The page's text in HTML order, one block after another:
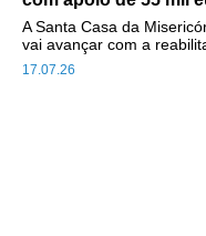
17.07.26
A Santa Casa da
vai avançar com a